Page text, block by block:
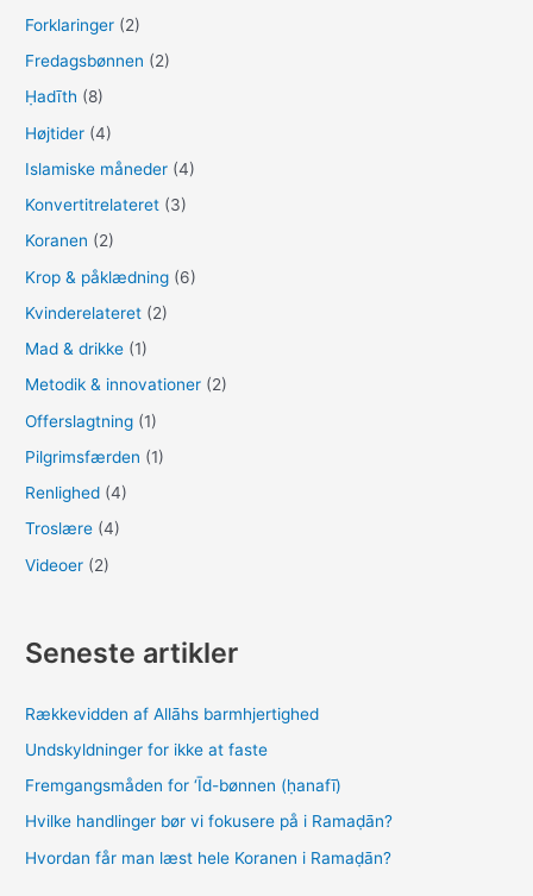
Forklaringer (2)
Fredagsbønnen (2)
Ḥadīth (8)
Højtider (4)
Islamiske måneder (4)
Konvertitrelateret (3)
Koranen (2)
Krop & påklædning (6)
Kvinderelateret (2)
Mad & drikke (1)
Metodik & innovationer (2)
Offerslagtning (1)
Pilgrimsfærden (1)
Renlighed (4)
Troslære (4)
Videoer (2)
Seneste artikler
Rækkevidden af Allāhs barmhjertighed
Undskyldninger for ikke at faste
Fremgangsmåden for ‘Īd-bønnen (ḥanafī)
Hvilke handlinger bør vi fokusere på i Ramaḍān?
Hvordan får man læst hele Koranen i Ramaḍān?